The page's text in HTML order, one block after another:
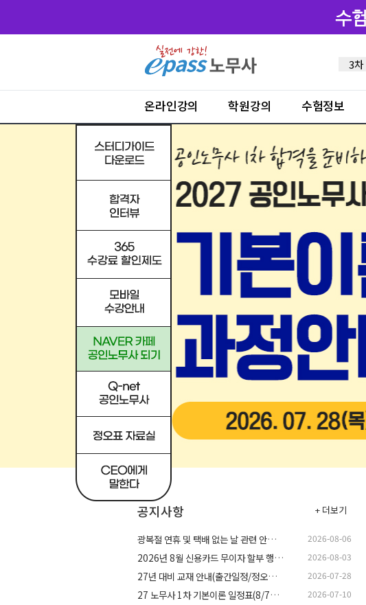
3차
온라인강의 학원강의 수험정보
공지사항 + 더보기
광복절 연휴 및 택배 없는 날 관련 안내 2026-08-06
2026년 8월 신용카드 무이자 할부 행사(카드사) 2026-08-03
27년 대비 교재 안내(출간일정/정오표/추록) 2026-07-28
27 노무사 1차 기본이론 일정표(8/7일수정) 2026-07-10
[답안연습]
2026 인사노무관리 답안작성연습
34,000 30,600원